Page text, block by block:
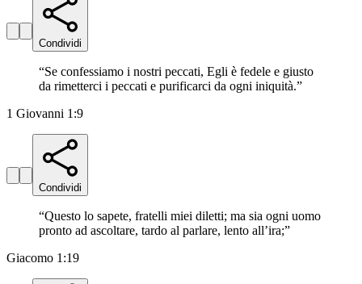
Condividi
“Se confessiamo i nostri peccati, Egli è fedele e giusto
da rimetterci i peccati e purificarci da ogni iniquità.”
1 Giovanni 1:9
Condividi
“Questo lo sapete, fratelli miei diletti; ma sia ogni uomo
pronto ad ascoltare, tardo al parlare, lento all’ira;”
Giacomo 1:19